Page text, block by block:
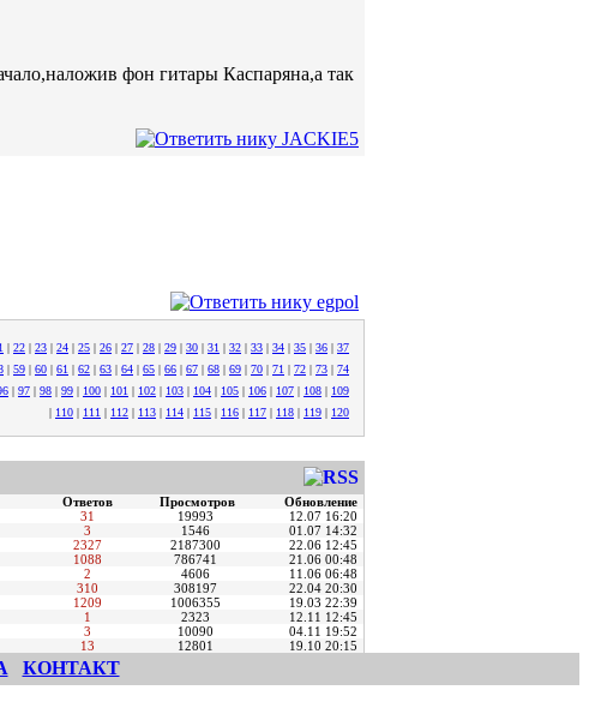
фон гитары Каспаряна,а так
| 22 | 23 | 24 | 25 | 26 | 27 | 28 | 29 | 30 | 31 | 32 | 33 | 34 | 35 | 36 | 37
| 59 | 60 | 61 | 62 | 63 | 64 | 65 | 66 | 67 | 68 | 69 | 70 | 71 | 72 | 73 | 74
| 97 | 98 | 99 | 100 | 101 | 102 | 103 | 104 | 105 | 106 | 107 | 108 | 109
| 110 | 111 | 112 | 113 | 114 | 115 | 116 | 117 | 118 | 119 | 120
Ответов Просмотров
Обновление
31 19993
12.07 16:20
3 1546
01.07 14:32
2327 2187300
22.06 12:45
1088 786741
21.06 00:48
2 4606
11.06 06:48
310 308197
22.04 20:30
1209 1006355
19.03 22:39
1 2323
12.11 12:45
3 10090
04.11 19:52
13 12801 19.10 20:15
КОНТАКТ